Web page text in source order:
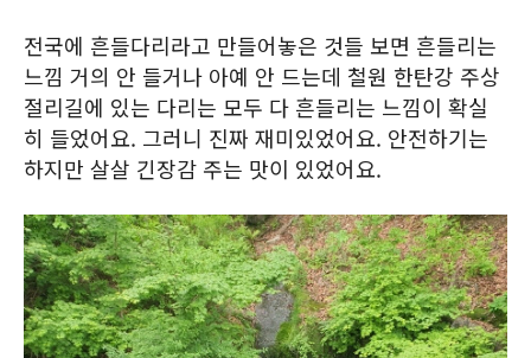
전국에 흔들다리라고 만들어놓은 것들 보면 흔들리는
느낌 거의 안 들거나 아예 안 드는데 철원 한탄강 주상
절리길에 있는 다리는 모두 다 흔들리는 느낌이 확실
히 들었어요. 그러니 진짜 재미있었어요. 안전하기는
하지만 살살 긴장감 주는 맛이 있었어요.